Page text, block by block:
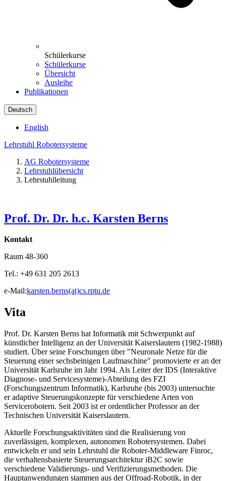
Schülerkurse
Schülerkurse
Übersicht
Ausleihe
Publikationen
Deutsch
English
Lehrstuhl Robotersysteme
AG Robotersysteme
Lehrstuhlübersicht
Lehrstuhlleitung
Prof. Dr. Dr. h.c. Karsten Berns
Kontakt
Raum 48-360
Tel.: +49 631 205 2613
e-Mail:karsten.berns(at)cs.rptu.de
Vita
Prof. Dr. Karsten Berns hat Informatik mit Schwerpunkt auf
künstlicher Intelligenz an der Universität Kaiserslautern (1982-1988)
studiert. Über seine Forschungen über "Neuronale Netze für die
Steuerung einer sechsbeinigen Laufmaschine" promovierte er an der
Universität Karlsruhe im Jahr 1994. Als Leiter der IDS (Interaktive
Diagnose- und Servicesysteme)-Abteilung des FZI
(Forschungszentrum Informatik), Karlsruhe (bis 2003) untersuchte
er adaptive Steuerungskonzepte für verschiedene Arten von
Servicerobotern. Seit 2003 ist er ordentlicher Professor an der
Technischen Universität Kaiserslautern.
Aktuelle Forschungsaktivitäten sind die Realisierung von
zuverlässigen, komplexen, autonomen Robotersystemen. Dabei
entwickeln er und sein Lehrstuhl die Roboter-Middleware Finroc,
die verhaltensbasierte Steuerungsarchitektur iB2C sowie
verschiedene Validierungs- und Verifizierungsmethoden. Die
Hauptanwendungen stammen aus der Offroad-Robotik, in der